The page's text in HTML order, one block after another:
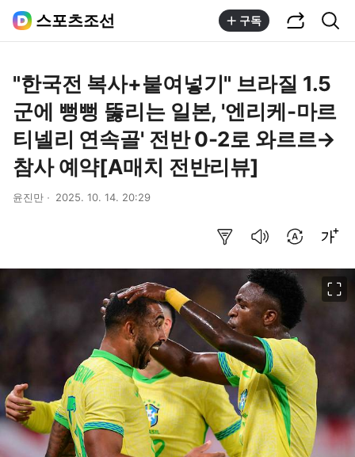
스포츠조선 구독
"한국전 복사+붙여넣기" 브라질 1.5
군에 뻥뻥 뚫리는 일본, '엔리케-마르
티넬리 연속골' 전반 0-2로 와르르→
참사 예약[A매치 전반리뷰]
윤진만 2025. 10. 14. 20:29